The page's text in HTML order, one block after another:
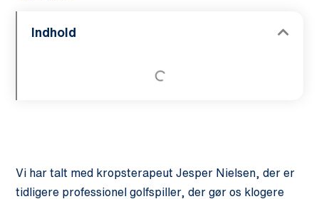
Indhold
Vi har talt med kropsterapeut Jesper Nielsen, der er
tidligere professionel golfspiller, der gør os klogere